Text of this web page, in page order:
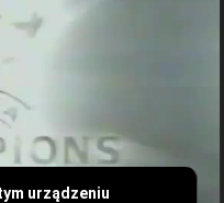
urządzeniu